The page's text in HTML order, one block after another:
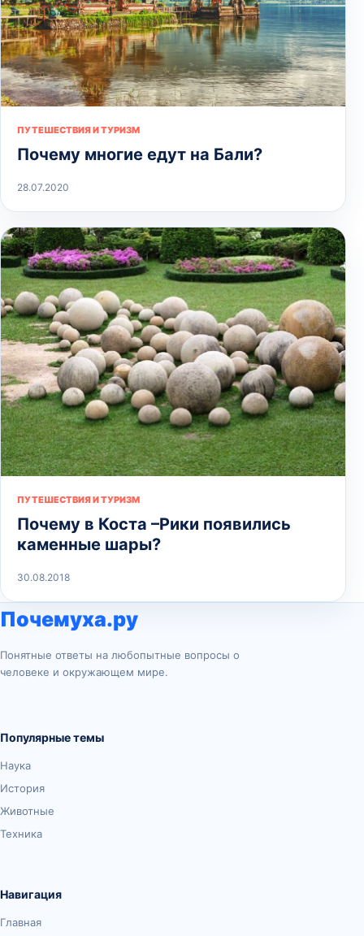
ПУТЕШЕСТВИЯ И ТУРИЗМ
Почему многие едут на Бали?
28.07.2020
ПУТЕШЕСТВИЯ И ТУРИЗМ
Почему в Коста –Рики появились
каменные шары?
30.08.2018
Почемуха.ру
Понятные ответы на любопытные вопросы о
человеке и окружающем мире.
Популярные темы
Наука
История
Животные
Техника
Навигация
Главная